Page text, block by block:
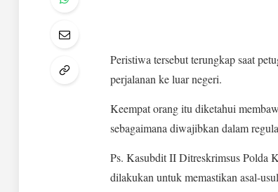
Peristiwa tersebut terungkap saat
perjalanan ke luar negeri.
Keempat orang itu diketahui
sebagaimana diwajibkan dalam
Ps. Kasubdit II Ditreskrimsus Polda
dilakukan untuk memastikan asal-